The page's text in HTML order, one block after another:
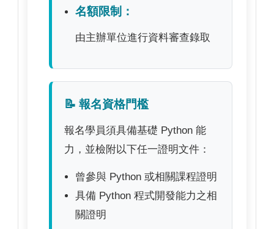
名額限制：
由主辦單位進行資料審查錄取
📝 報名資格門檻
報名學員須具備基礎 Python 能
力，並檢附以下任一證明文件：
曾參與 Python 或相關課程證明
具備 Python 程式開發能力之相
關證明